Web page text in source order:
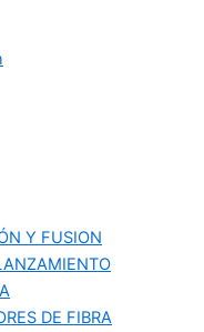
Y FUSION
DE FIBRA